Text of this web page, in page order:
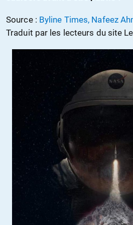
Source : Byline Times, Nafeez
Traduit par les lecteurs du site